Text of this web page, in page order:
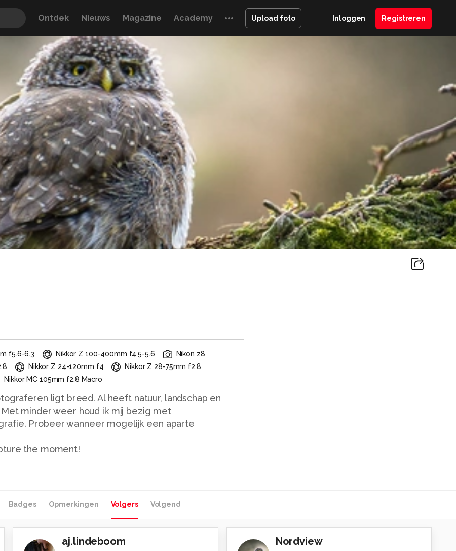
Ontdek Nieuws Magazine Academy Upload foto Inloggen Registreren
f5.6-6.3 Nikkor Z 100-400mm f4.5-5.6
Nikon z8
Nikkor Z 24-120mm f4
Nikkor Z 28-75mm f2.8
Nikkor MC 105mm f2.8 Macro
ligt breed. Al heeft natuur, landschap en
minder weer houd ik mij bezig met
Probeer wanneer mogelijk een aparte
Badges Opmerkingen Volgers Volgend
aj.lindeboom Nordview